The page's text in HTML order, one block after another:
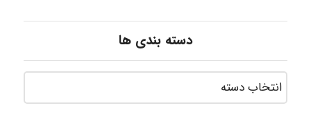
دسته بندی ها